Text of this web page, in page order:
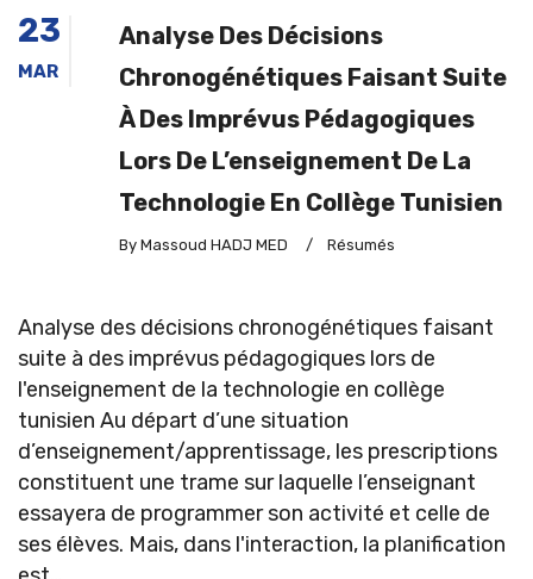
23
MAR
Analyse Des Décisions
Chronogénétiques Faisant Suite
À Des Imprévus Pédagogiques
Lors De L’enseignement De La
Technologie En Collège Tunisien
By Massoud HADJ MED / Résumés
Analyse des décisions chronogénétiques faisant
suite à des imprévus pédagogiques lors de
l'enseignement de la technologie en collège
tunisien Au départ d’une situation
d’enseignement/apprentissage, les prescriptions
constituent une trame sur laquelle l’enseignant
essayera de programmer son activité et celle de
ses élèves. Mais, dans l'interaction, la planification